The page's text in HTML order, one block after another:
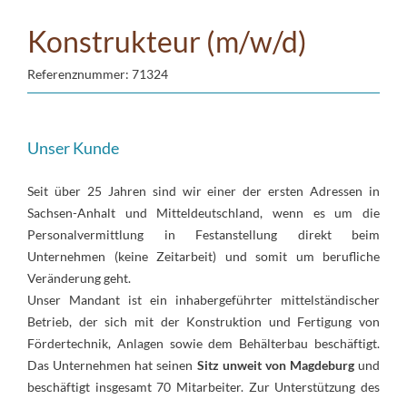
Konstrukteur (m/w/d)
Referenznummer: 71324
Unser Kunde
Seit über 25 Jahren sind wir einer der ersten Adressen in
Sachsen-Anhalt und Mitteldeutschland, wenn es um die
Personalvermittlung in Festanstellung direkt beim
Unternehmen (keine Zeitarbeit) und somit um berufliche
Veränderung geht.
Unser Mandant ist ein inhabergeführter mittelständischer
Betrieb, der sich mit der Konstruktion und Fertigung von
Fördertechnik, Anlagen sowie dem Behälterbau beschäftigt.
Das Unternehmen hat seinen Sitz unweit von Magdeburgund
beschäftigt insgesamt 70 Mitarbeiter. Zur Unterstützung des